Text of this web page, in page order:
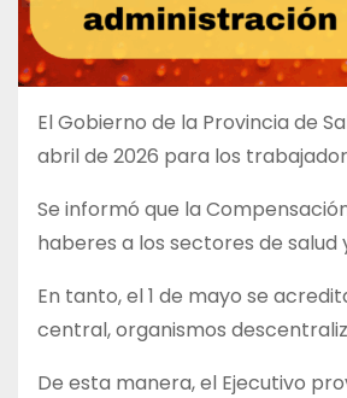
El Gobierno de la Provincia de
abril de 2026 para los
Se informó que la
haberes a los sectores de salud
En tanto, el 1 de mayo se
central, organismos
De esta manera, el Ejecutivo